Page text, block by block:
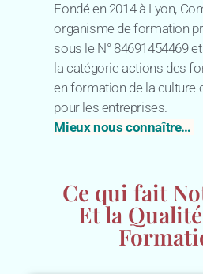
Fondé en 2014 à Lyon,
organisme de formation
sous le N° 84691454469
la catégorie actions des
en formation de la culture
pour les entreprises.
Mieux nous connaître…
Ce qui fait
Et la